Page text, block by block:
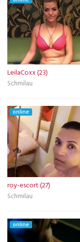
LeilaCoxx (23)
Schmilau
online
roy-escort (27)
Schmilau
online